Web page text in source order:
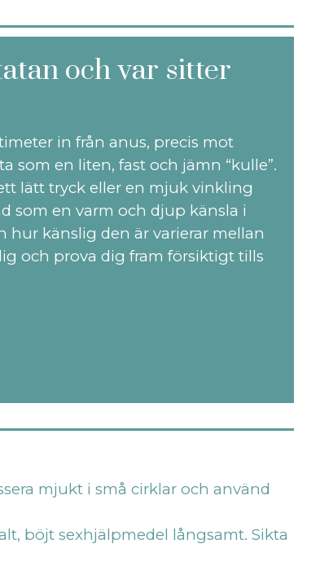
och var sitter
in från anus, precis mot
som en liten, fast och jämn “kulle”.
lätt tryck eller en mjuk vinkling
som en varm och djup känsla i
hur känslig den är varierar mellan
och prova dig fram försiktigt tills
mjukt i små cirklar och använd
böjt sexhjälpmedel långsamt. Sikta